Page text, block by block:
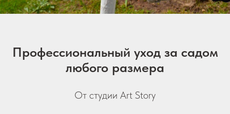
Профессиональный уход за садом
любого размера
От студии Art Story